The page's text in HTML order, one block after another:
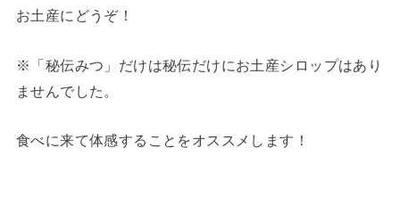
お土産にどうぞ！
※「秘伝みつ」だけは秘伝だけにお土産シロップはあり
ませんでした。
食べに来て体感することをオススメします！